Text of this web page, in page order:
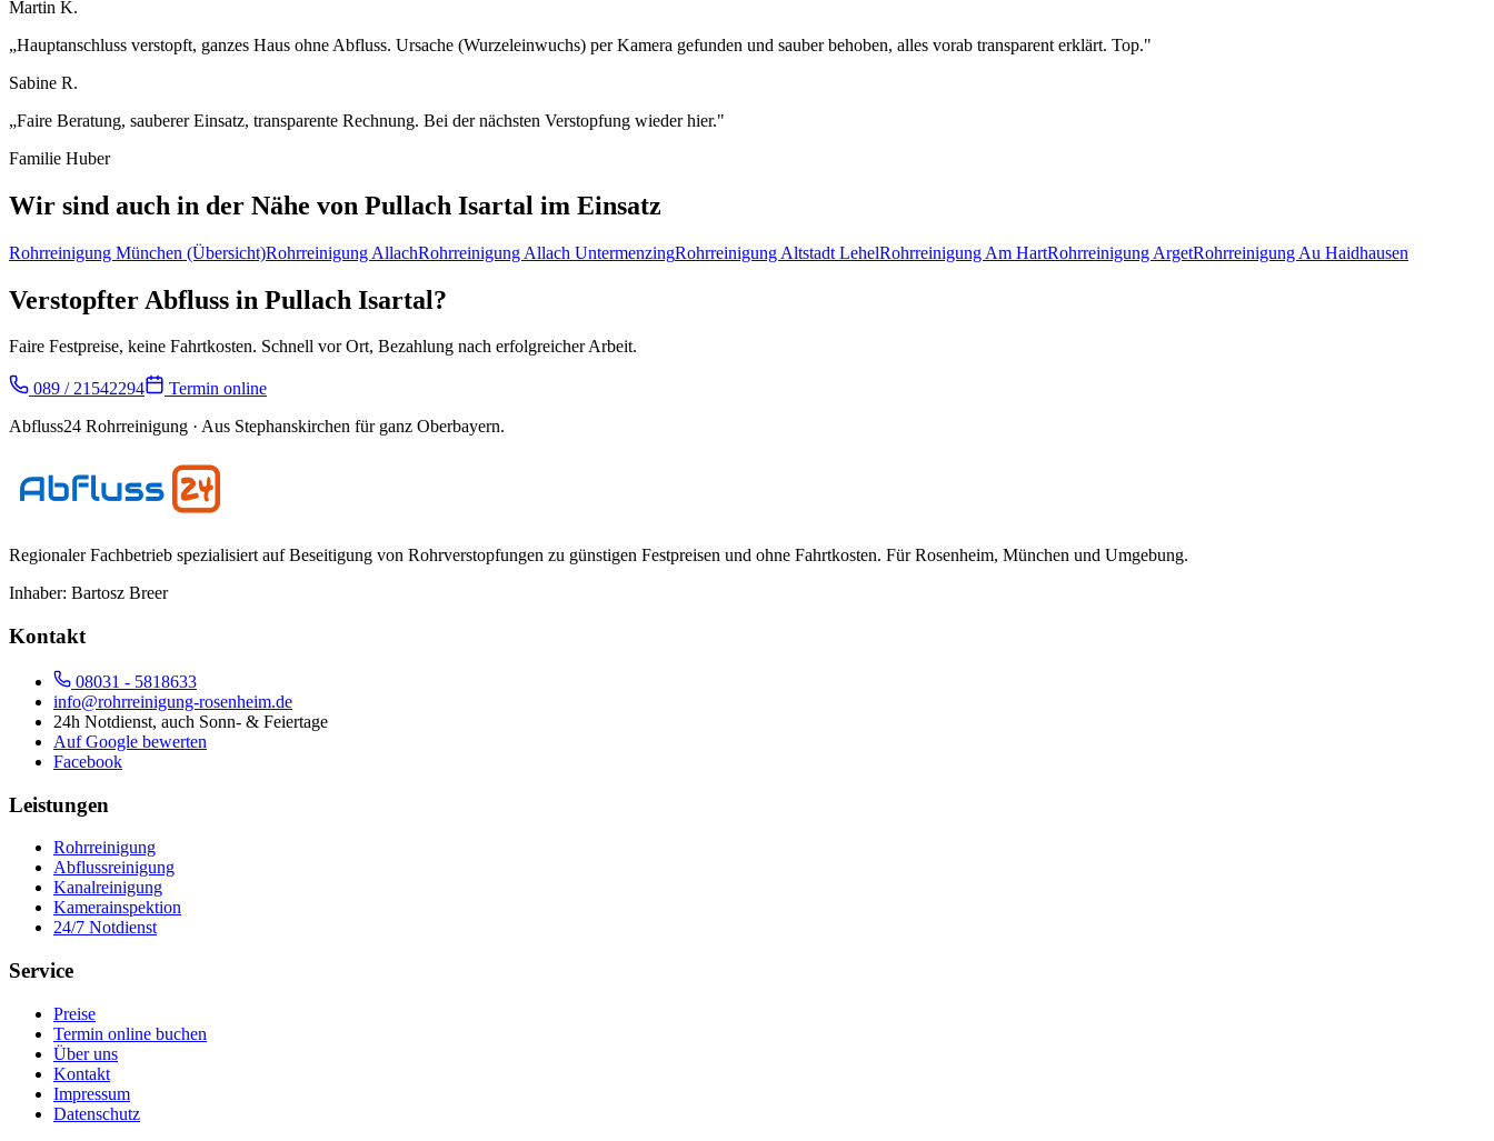
Martin K.
„Hauptanschluss verstopft, ganzes Haus ohne Abfluss. Ursache (Wurzeleinwuchs) per Kamera gefunden und sauber behoben, alles vorab transparent erklärt. Top."
Sabine R.
„Faire Beratung, sauberer Einsatz, transparente Rechnung. Bei der nächsten Verstopfung wieder hier."
Familie Huber
Wir sind auch in der Nähe von Pullach Isartal im Einsatz
Rohrreinigung München (Übersicht)Rohrreinigung AllachRohrreinigung Allach UntermenzingRohrreinigung Altstadt LehelRohrreinigung Am HartRohrreinigung ArgetRohrreinigung Au Haidhausen
Verstopfter Abfluss in Pullach Isartal?
Faire Festpreise, keine Fahrtkosten. Schnell vor Ort, Bezahlung nach erfolgreicher Arbeit.
089 / 21542294
Termin online
Abfluss24 Rohrreinigung · Aus Stephanskirchen für ganz Oberbayern.
Regionaler Fachbetrieb spezialisiert auf Beseitigung von Rohrverstopfungen zu günstigen Festpreisen und ohne Fahrtkosten. FürRosenheim, München und Umgebung.
Inhaber: Bartosz Breer
Kontakt
08031 - 5818633
info@rohrreinigung-rosenheim.de
24h Notdienst, auch Sonn- & Feiertage
Auf Google bewerten
Facebook
Leistungen
Rohrreinigung
Abflussreinigung
Kanalreinigung
Kamerainspektion
24/7 Notdienst
Service
Preise
Termin online buchen
Über uns
Kontakt
Impressum
Datenschutz